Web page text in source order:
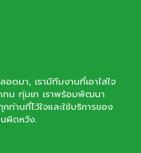
ดมา, เรามีทีมงานที่เอาใส่ใจ
น ทุ่มเท เราพร้อมพัฒนา
านที่ไว้ใจและใช้บริการของ
นผิดหวัง.